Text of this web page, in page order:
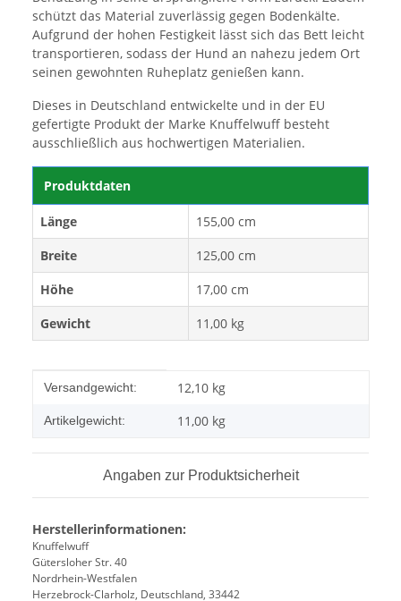
schützt das Material zuverlässig gegen Bodenkälte.
Aufgrund der hohen Festigkeit lässt sich das Bett leicht
transportieren, sodass der Hund an nahezu jedem Ort
seinen gewohnten Ruheplatz genießen kann.
Dieses in Deutschland entwickelte und in der EU
gefertigte Produkt der Marke Knuffelwuff besteht
ausschließlich aus hochwertigen Materialien.
Produktdaten
Länge
155,00 cm
Breite
125,00 cm
Höhe
17,00 cm
Gewicht
11,00 kg
Produkteigenschaft
Wert
Versandgewicht: 12,10 kg
Artikelgewicht: 11,00 kg
Angaben zur Produktsicherheit
Herstellerinformationen:
Knuffelwuff
Gütersloher Str. 40
Nordrhein-Westfalen
Herzebrock-Clarholz, Deutschland, 33442